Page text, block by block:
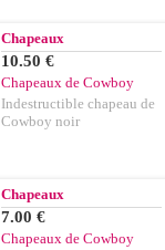
Chapeaux
10.50 €
Chapeaux de Cowboy
Indestructible chapeau de
Cowboy noir
Chapeaux
7.00 €
Chapeaux de Cowboy